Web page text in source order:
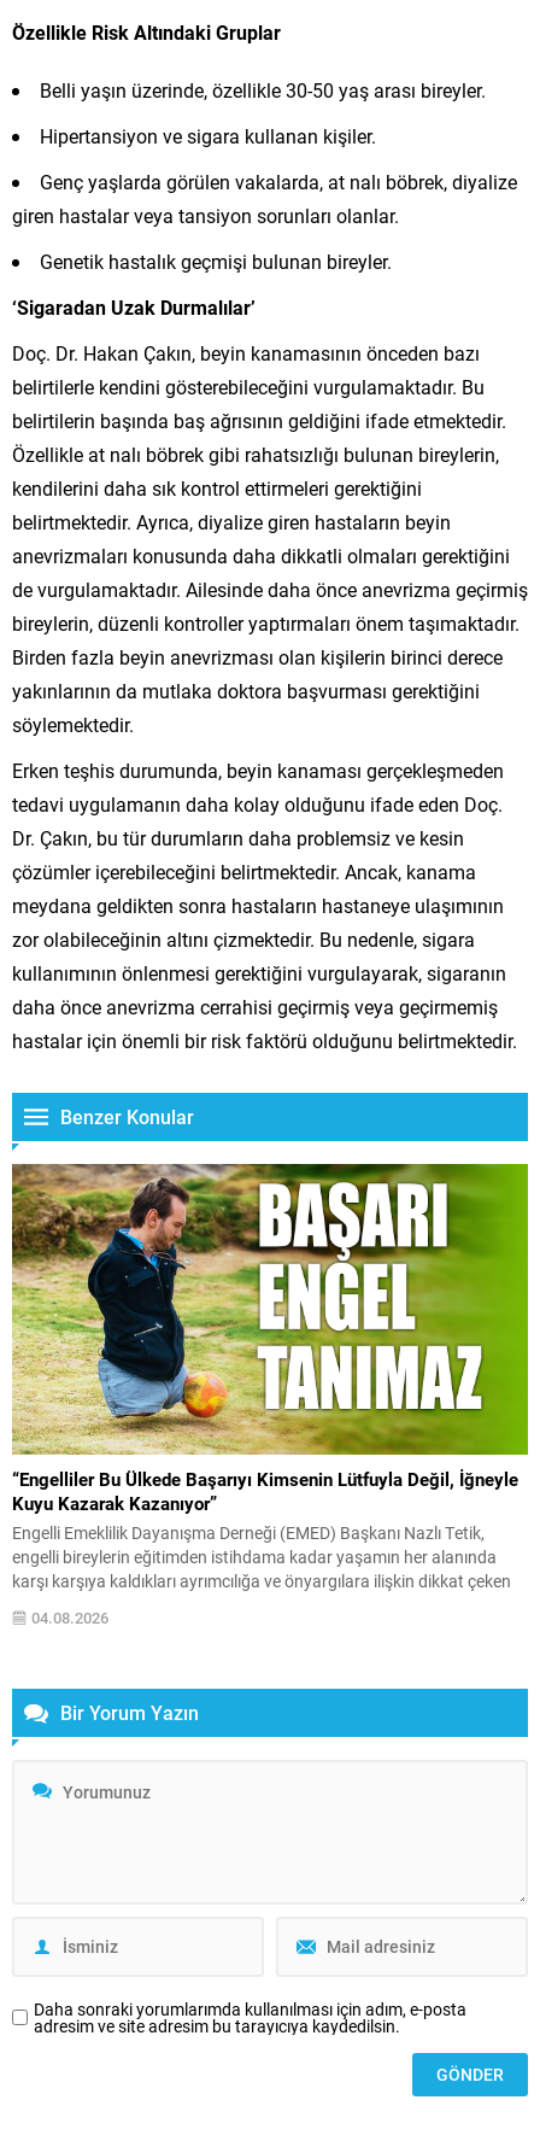
Özellikle Risk Altındaki Gruplar
Belli yaşın üzerinde, özellikle 30-50 yaş arası bireyler.
Hipertansiyon ve sigara kullanan kişiler.
Genç yaşlarda görülen vakalarda, at nalı böbrek, diyalize
giren hastalar veya tansiyon sorunları olanlar.
Genetik hastalık geçmişi bulunan bireyler.
‘Sigaradan Uzak Durmalılar’
Doç. Dr. Hakan Çakın, beyin kanamasının önceden bazı
belirtilerle kendini gösterebileceğini vurgulamaktadır. Bu
belirtilerin başında baş ağrısının geldiğini ifade etmektedir.
Özellikle at nalı böbrek gibi rahatsızlığı bulunan bireylerin,
kendilerini daha sık kontrol ettirmeleri gerektiğini
belirtmektedir. Ayrıca, diyalize giren hastaların beyin
anevrizmaları konusunda daha dikkatli olmaları gerektiğini
de vurgulamaktadır. Ailesinde daha önce anevrizma geçirmiş
bireylerin, düzenli kontroller yaptırmaları önem taşımaktadır.
Birden fazla beyin anevrizması olan kişilerin birinci derece
yakınlarının da mutlaka doktora başvurması gerektiğini
söylemektedir.
Erken teşhis durumunda, beyin kanaması gerçekleşmeden
tedavi uygulamanın daha kolay olduğunu ifade eden Doç.
Dr. Çakın, bu tür durumların daha problemsiz ve kesin
çözümler içerebileceğini belirtmektedir. Ancak, kanama
meydana geldikten sonra hastaların hastaneye ulaşımının
zor olabileceğinin altını çizmektedir. Bu nedenle, sigara
kullanımının önlenmesi gerektiğini vurgulayarak, sigaranın
daha önce anevrizma cerrahisi geçirmiş veya geçirmemiş
hastalar için önemli bir risk faktörü olduğunu belirtmektedir.
Benzer Konular
“Engelliler Bu Ülkede Başarıyı Kimsenin Lütfuyla Değil, İğneyle
Kuyu Kazarak Kazanıyor”
Engelli Emeklilik Dayanışma Derneği (EMED) Başkanı Nazlı Tetik,
engelli bireylerin eğitimden istihdama kadar yaşamın her alanında
karşı karşıya kaldıkları ayrımcılığa ve önyargılara ilişkin dikkat çeken
çoğu zaman yeterince takdir edilmediğini belirterek, “Engelliler bu
04.08.2026
Bir Yorum Yazın
Daha sonraki yorumlarımda kullanılması için adım, e-posta
adresim ve site adresim bu tarayıcıya kaydedilsin.